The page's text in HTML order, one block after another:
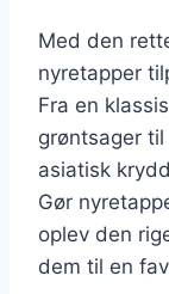
Med den
nyretapper
Fra en
grøntsager
asiatisk
Gør
oplev den
dem til en